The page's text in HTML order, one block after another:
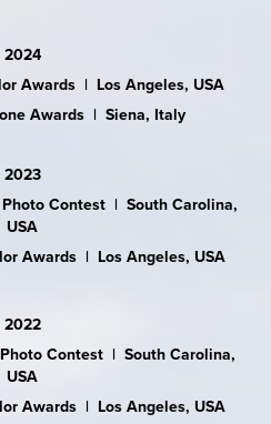
2024
Awards | Los Angeles, USA
Awards | Siena, Italy
2023
Contest | South Carolina,
USA
Awards | Los Angeles, USA
2022
Contest | South Carolina,
USA
Awards | Los Angeles, USA